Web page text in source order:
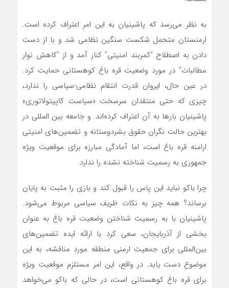
به نظر‌ می‌رسد که پاشینیان به این امر اعتراف کرده است.
ارمنستان متحمل شکست سنگین نظامی شد و با از دست
دادن به اصطلاح “کمربند امنیتی” کنار آمد و از “کاهش نوار
مطالبات” در مورد وضعیت قره باغ کوهستانی حمایت کرد.
در عین حال، ایروان قدرت انتقام نظامی-سیاسی را ندارد،
چیزی که حتی منتقدان سرسخت «سیاست کاپیتولاتوری»
پاشینیان بارها به آن اعتراف کرده‌اند. و جامعه بین المللی در
بهترین حالت نگران حقوق بشردوستانه و تضمین‌های امنیتی
ارامنه قره باغ است، اما آمادگی مبارزه برای موقعیت ویژه
جمهوری به رسمیت شناخته نشده را ندارد.
چرا باکو نباید این پاس را قبول کند و بازی را مثبت به پایان
برساند؟ همه چیز به نکات ظریف سیاسی مربوط‌ می‌شود.
پاشینیان با به رسمیت شناختن وضعیت قره باغ به عنوان
بخشی از آذربایجان، سعی کرد با ارائه ایده تضمین‌های
بین‌المللی برای جمعیت ارمنی منطقه مورد مناقشه، به این
موضوع دست یابد. در واقع، این امر مستلزم موقعیت ویژه
برای قره باغ کوهستانی است، در حالی که باکو‌ می‌خواهد